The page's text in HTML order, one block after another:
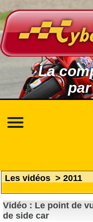
La
Les vidéos > 2011
Vidéo : Le point de
de side car